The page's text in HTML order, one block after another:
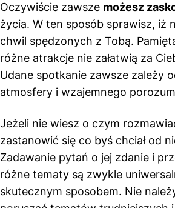
Oczywiście zawsze możesz
życia. W ten sposób sprawisz, iż
chwil spędzonych z Tobą.
różne atrakcje nie załatwią za
Udane spotkanie zawsze zależy
atmosfery i wzajemnego
Jeżeli nie wiesz o czym
zastanowić się co byś chciał od
Zadawanie pytań o jej zdanie i
różne tematy są zwykle
skutecznym sposobem. Nie